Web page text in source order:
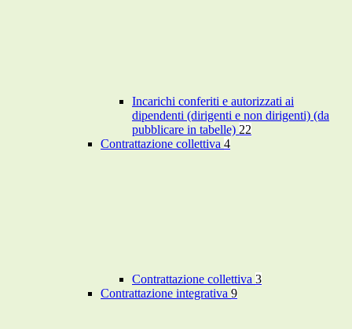
Incarichi conferiti e autorizzati ai
dipendenti (dirigenti e non dirigenti) (da
pubblicare in tabelle) 22
Contrattazione collettiva 4
Contrattazione collettiva 3
Contrattazione integrativa 9